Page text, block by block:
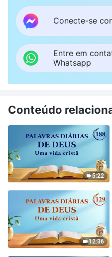
Conecte-se
Entre em
Whatsapp
Conteúdo
5:22
12:36